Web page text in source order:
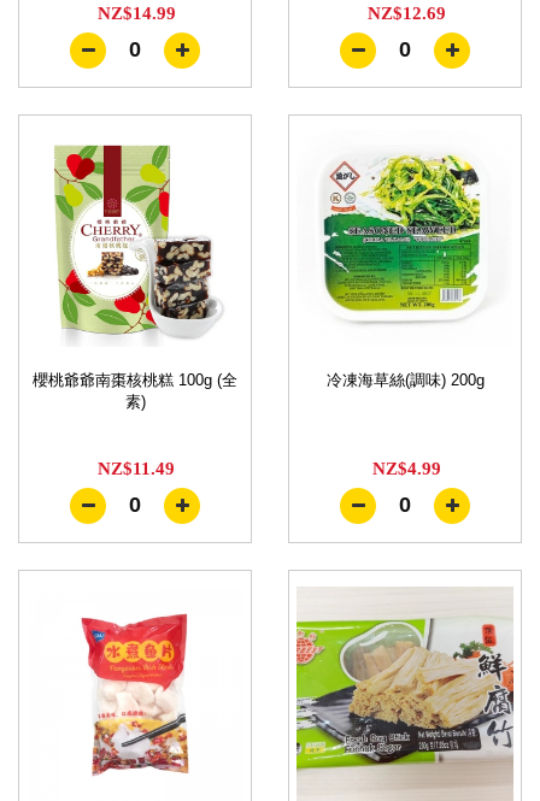
NZ$14.99
0
NZ$12.69
0
櫻桃爺爺南棗核桃糕 100g (全
素)
NZ$11.49
0
冷凍海草絲(調味) 200g
NZ$4.99
0